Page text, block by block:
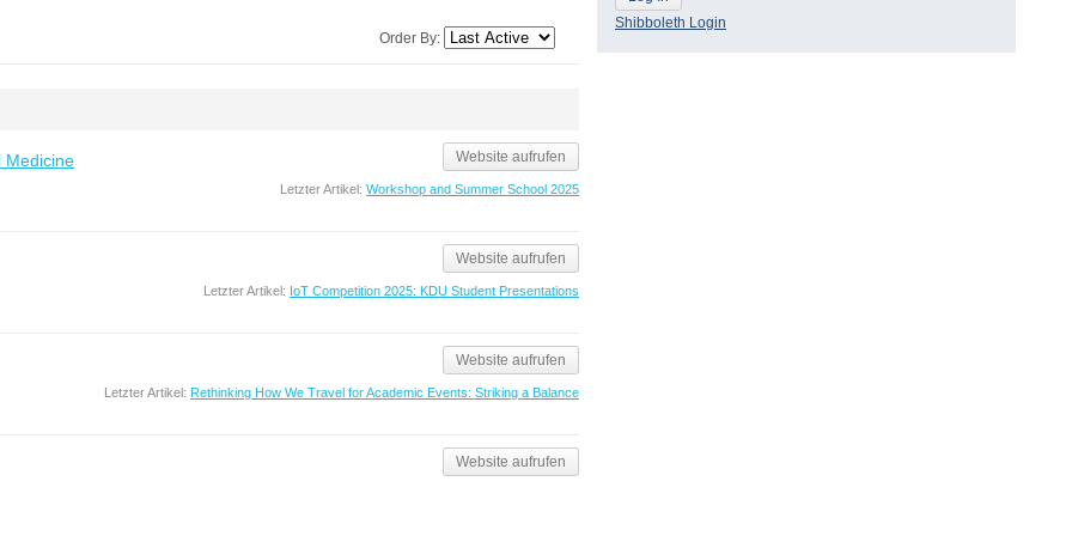
Order By:
Medicine Website aufrufen
Letzter Artikel: Workshop and Summer School 2025
Website aufrufen
Letzter Artikel: IoT Competition 2025: KDU Student Presentations
Website aufrufen
Letzter Artikel: Rethinking How We Travel for Academic Events: Striking a Balance
Website aufrufen
Shibboleth Login